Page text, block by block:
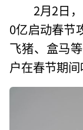
2月2日
0亿启动春节
飞猪、盒马
户在春节期